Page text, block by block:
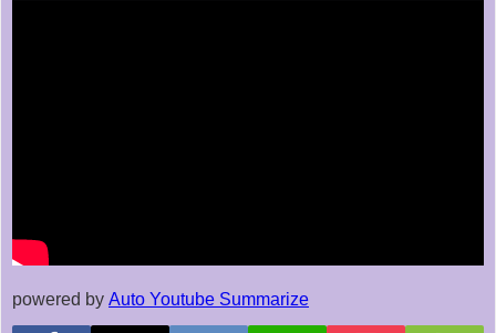
powered by Auto Youtube Summarize